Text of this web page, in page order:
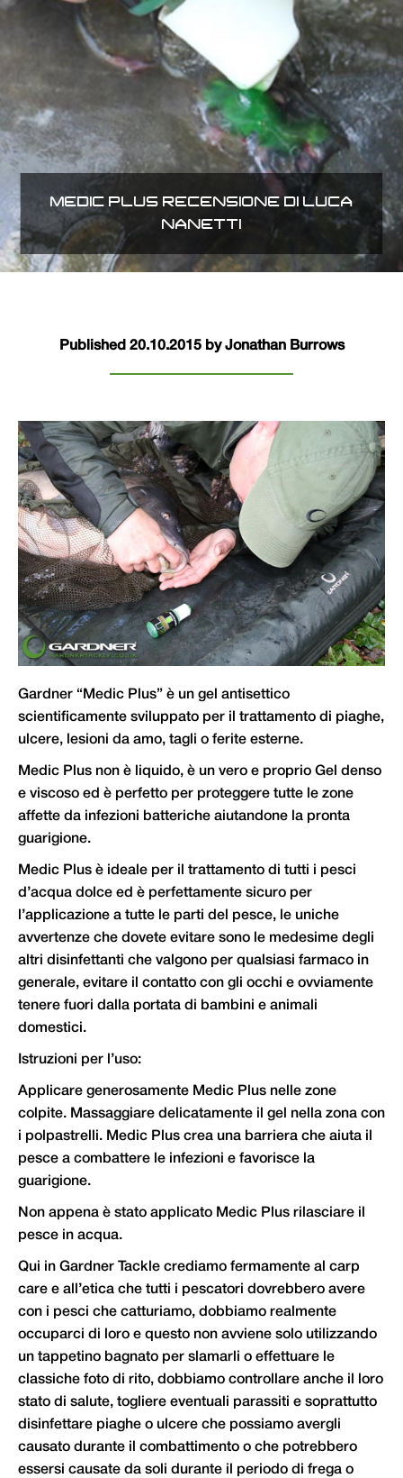
MEDIC PLUS RECENSIONE DI LUCA
NANETTI
Published 20.10.2015 by Jonathan Burrows
Gardner “Medic Plus” è un gel antisettico
scientificamente sviluppato per il trattamento di piaghe,
ulcere, lesioni da amo, tagli o ferite esterne.
Medic Plus non è liquido, è un vero e proprio Gel denso
e viscoso ed è perfetto per proteggere tutte le zone
affette da infezioni batteriche aiutandone la pronta
guarigione.
Medic Plus è ideale per il trattamento di tutti i pesci
d’acqua dolce ed è perfettamente sicuro per
l’applicazione a tutte le parti del pesce, le uniche
avvertenze che dovete evitare sono le medesime degli
altri disinfettanti che valgono per qualsiasi farmaco in
generale, evitare il contatto con gli occhi e ovviamente
tenere fuori dalla portata di bambini e animali
domestici.
Istruzioni per l’uso:
Applicare generosamente Medic Plus nelle zone
colpite. Massaggiare delicatamente il gel nella zona con
i polpastrelli. Medic Plus crea una barriera che aiuta il
pesce a combattere le infezioni e favorisce la
guarigione.
Non appena è stato applicato Medic Plus rilasciare il
pesce in acqua.
Qui in Gardner Tackle crediamo fermamente al carp
care e all’etica che tutti i pescatori dovrebbero avere
con i pesci che catturiamo, dobbiamo realmente
occuparci di loro e questo non avviene solo utilizzando
un tappetino bagnato per slamarli o effettuare le
classiche foto di rito, dobbiamo controllare anche il loro
stato di salute, togliere eventuali parassiti e soprattutto
disinfettare piaghe o ulcere che possiamo avergli
causato durante il combattimento o che potrebbero
essersi causate da soli durante il periodo di frega o